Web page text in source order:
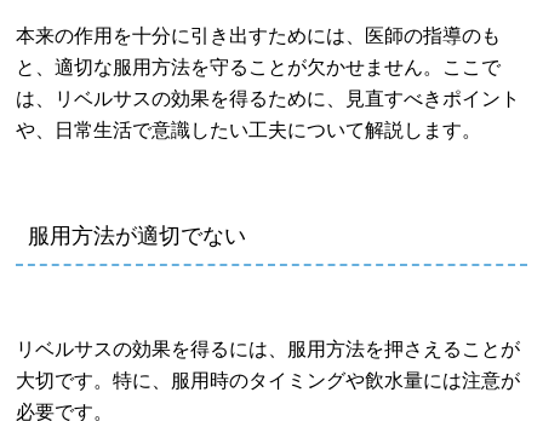
本来の作用を十分に引き出すためには、医師の指導のも
と、適切な服用方法を守ることが欠かせません。ここで
は、リベルサスの効果を得るために、見直すべきポイント
や、日常生活で意識したい工夫について解説します。
服用方法が適切でない
リベルサスの効果を得るには、服用方法を押さえることが
大切です。特に、服用時のタイミングや飲水量には注意が
必要です。